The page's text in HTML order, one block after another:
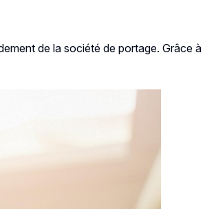
de la société de portage. Grâce à